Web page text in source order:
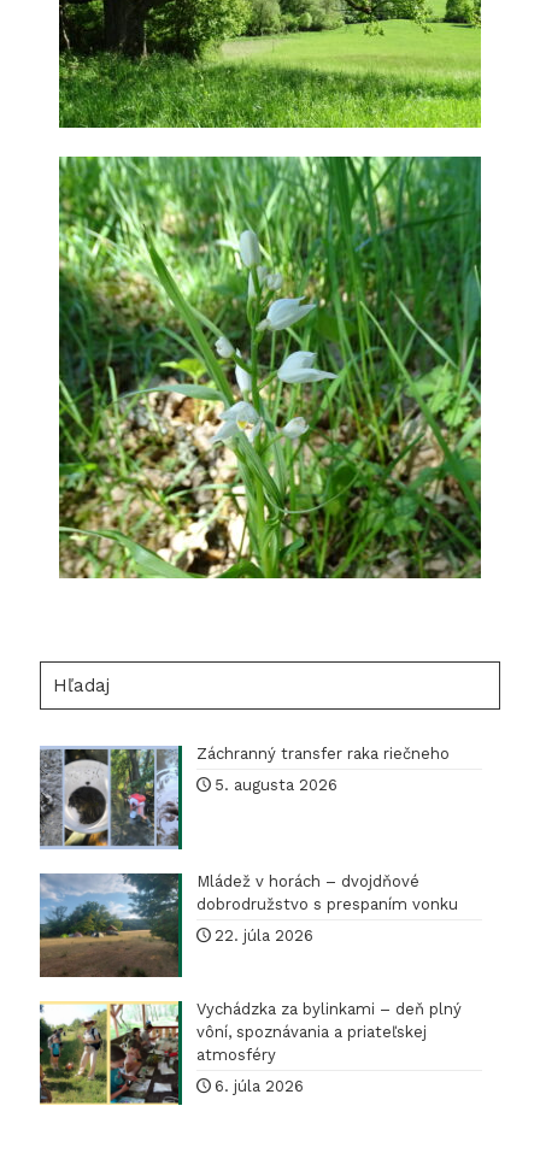
Záchranný transfer raka riečneho
5. augusta 2026
Mládež v horách – dvojdňové
dobrodružstvo s prespaním vonku
22. júla 2026
Vychádzka za bylinkami – deň plný
vôní, spoznávania a priateľskej
atmosféry
6. júla 2026